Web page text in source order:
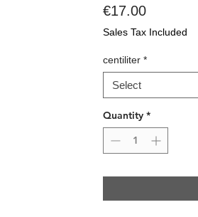
€17.00Price
Sales Tax Included
centiliter *
Select
Quantity *